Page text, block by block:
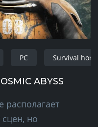
PC Survival
ABYSS
располагает
но